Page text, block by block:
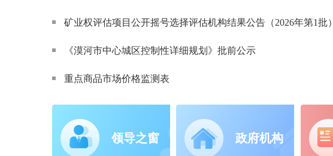
矿业权评估项目公开摇号选择评估机构结果公告（2026年第1批）
《漠河市中心城区控制性详细规划》批前公示
重点商品市场价格监测表
领导之窗 政府机构